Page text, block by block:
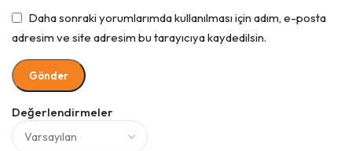
Değerlendirmeler
Daha sonraki yorumlarımda kullanılması için adım, e-posta
adresim ve site adresim bu tarayıcıya kaydedilsin.